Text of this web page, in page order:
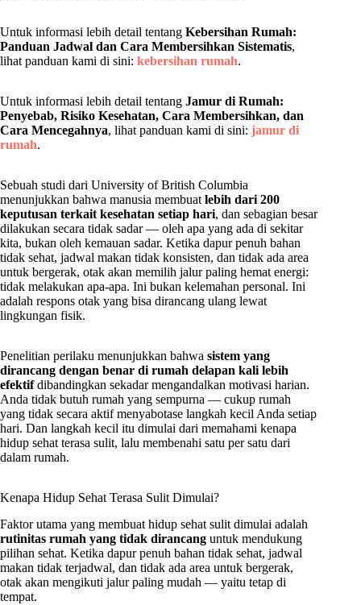
Untuk informasi lebih detail tentang Kebersihan Rumah:
Panduan Jadwal dan Cara Membersihkan Sistematis,
lihat panduan kami di sini: kebersihan rumah.
Untuk informasi lebih detail tentang Jamur di Rumah:
Penyebab, Risiko Kesehatan, Cara Membersihkan, dan
Cara Mencegahnya, lihat panduan kami di sini: jamur di
rumah.
Sebuah studi dari University of British Columbia
menunjukkan bahwa manusia membuat lebih dari 200
keputusan terkait kesehatan setiap hari, dan sebagian besar
dilakukan secara tidak sadar — oleh apa yang ada di sekitar
kita, bukan oleh kemauan sadar. Ketika dapur penuh bahan
tidak sehat, jadwal makan tidak konsisten, dan tidak ada area
untuk bergerak, otak akan memilih jalur paling hemat energi:
tidak melakukan apa-apa. Ini bukan kelemahan personal. Ini
adalah respons otak yang bisa dirancang ulang lewat
lingkungan fisik.
Penelitian perilaku menunjukkan bahwa sistem yang
dirancang dengan benar di rumah delapan kali lebih
efektifdibandingkan sekadar mengandalkan motivasi harian.
Anda tidak butuh rumah yang sempurna — cukup rumah
yang tidak secara aktif menyabotase langkah kecil Anda setiap
hari. Dan langkah kecil itu dimulai dari memahami kenapa
hidup sehat terasa sulit, lalu membenahi satu per satu dari
dalam rumah.
Kenapa Hidup Sehat Terasa Sulit Dimulai?
Faktor utama yang membuat hidup sehat sulit dimulai adalah
rutinitas rumah yang tidak dirancang untuk mendukung
pilihan sehat. Ketika dapur penuh bahan tidak sehat, jadwal
makan tidak terjadwal, dan tidak ada area untuk bergerak,
otak akan mengikuti jalur paling mudah — yaitu tetap di
tempat.